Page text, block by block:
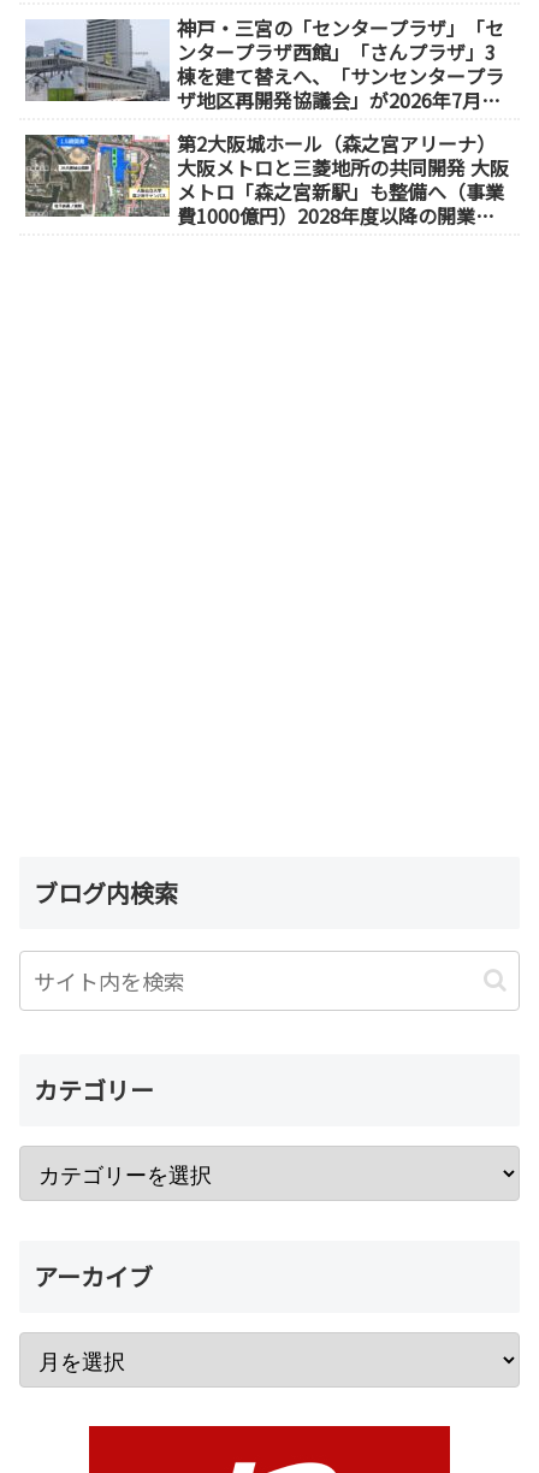
神戸・三宮の「センタープラザ」「セ
ンタープラザ西館」「さんプラザ」3
棟を建て替えへ、「サンセンタープラ
ザ地区再開発協議会」が2026年7月発
第2大阪城ホール（森之宮アリーナ）
大阪メトロと三菱地所の共同開発 大阪
メトロ「森之宮新駅」も整備へ（事業
費1000億円）2028年度以降の開業
ブログ内検索
カテゴリー
アーカイブ